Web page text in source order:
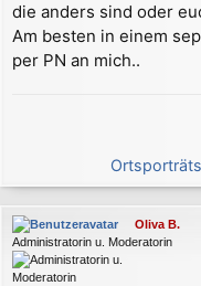
die anders sind oder
Am besten in einem
per PN an mich..
Oliva B.
Administratorin u. Moderatorin